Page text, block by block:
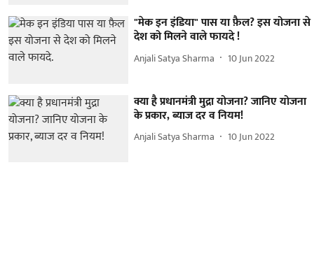
"मेक इन इंडिया" पास या फ़ैल? इस योजना से
देश को मिलने वाले फायदे !
Anjali Satya Sharma 10 Jun 2022
क्या है प्रधानमंत्री मुद्रा योजना? जानिए योजना
के प्रकार, ब्याज दर व नियम!
Anjali Satya Sharma 10 Jun 2022